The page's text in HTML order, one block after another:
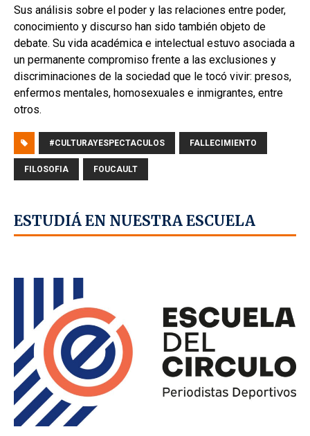
Sus análisis sobre el poder y las relaciones entre poder,
conocimiento y discurso han sido también objeto de
debate. Su vida académica e intelectual estuvo asociada a
un permanente compromiso frente a las exclusiones y
discriminaciones de la sociedad que le tocó vivir: presos,
enfermos mentales, homosexuales e inmigrantes, entre
otros.
#CULTURAYESPECTACULOS FALLECIMIENTO
FILOSOFIA FOUCAULT
ESTUDIÁ EN NUESTRA ESCUELA